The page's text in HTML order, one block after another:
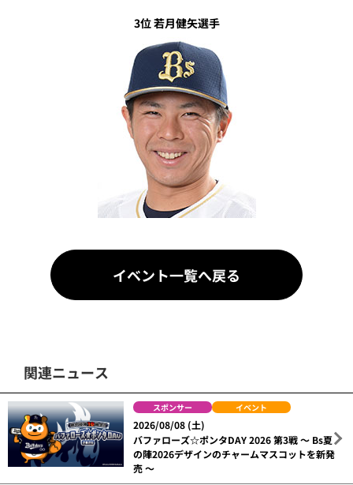
3位 若月健矢選手
イベント一覧へ戻る
関連ニュース
スポンサー イベント
2026/08/08 (土)
バファローズ☆ポンタDAY 2026 第3戦 ～ Bs夏
の陣2026デザインのチャームマスコットを新発
売 ～